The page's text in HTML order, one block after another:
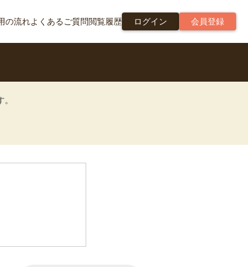
の流れよくあるご質問閲覧履歴 ログイン 会員登録